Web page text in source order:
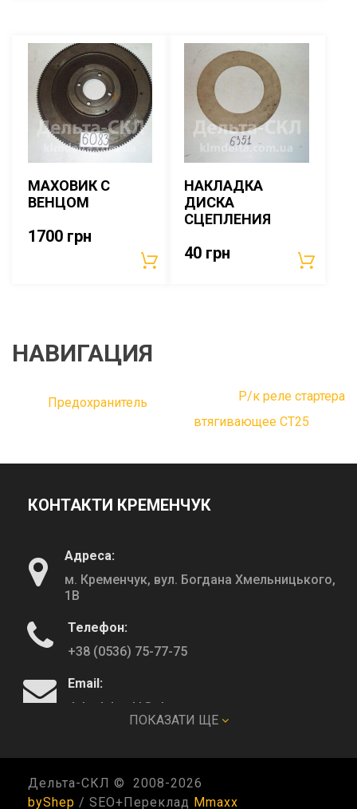
МАХОВИК С
ВЕНЦОМ
1700 грн
НАКЛАДКА
ДИСКА
СЦЕПЛЕНИЯ
40 грн
НАВИГАЦИЯ
Предохранитель
Р/к реле стартера
втягивающее СТ25
КОНТАКТИ КРЕМЕНЧУК
Адреса:
м. Кременчук, вул. Богдана Хмельницького,
1В
Телефон:
+38 (0536) 75-77-75
Email:
deltadeltaskl@ukr.net
КОНТАКТИ ПОЛТАВА
ПОКАЗАТИ ЩЕ
Дельта-СКЛ © 2008-2026
byShep / SEO+Переклад Mmaxx